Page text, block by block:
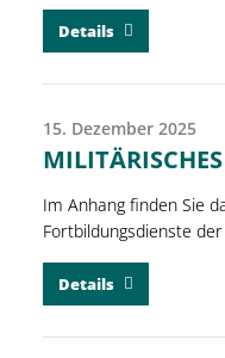
Details
15. Dezember 2025
Im Anhang finden Sie
Fortbildungsdienste
Details